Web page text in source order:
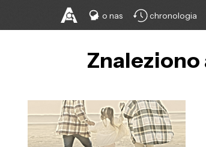
o nas chronologia
Znaleziono